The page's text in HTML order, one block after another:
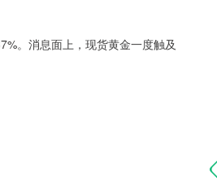
。消息面上，现货黄金一度触及